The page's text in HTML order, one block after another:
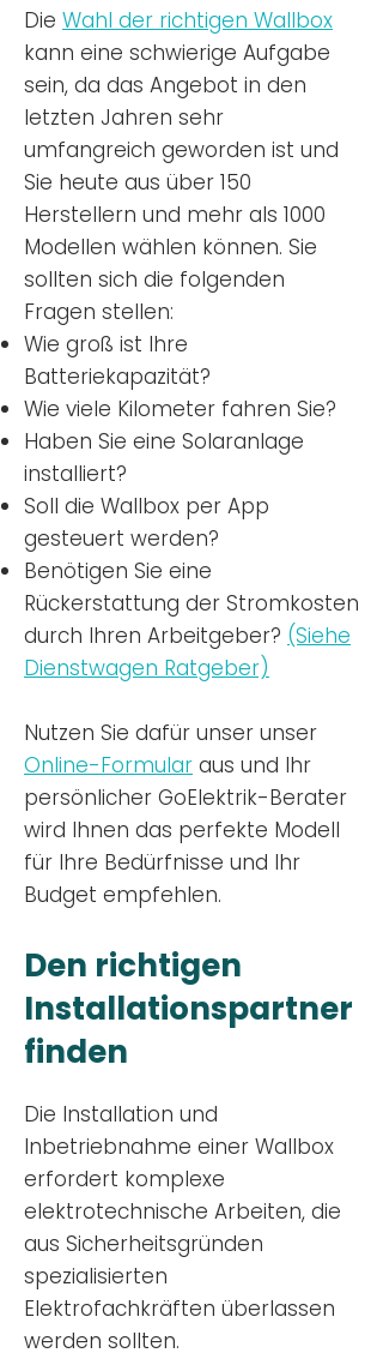
Die Wahl der richtigen Wallbox
kann eine schwierige Aufgabe
sein, da das Angebot in den
letzten Jahren sehr
umfangreich geworden ist und
Sie heute aus über 150
Herstellern und mehr als 1000
Modellen wählen können. Sie
sollten sich die folgenden
Fragen stellen:
Wie groß ist Ihre
Batteriekapazität?
Wie viele Kilometer fahren Sie?
Haben Sie eine Solaranlage
installiert?
Soll die Wallbox per App
gesteuert werden?
Benötigen Sie eine
Rückerstattung der Stromkosten
durch Ihren Arbeitgeber? (Siehe
Dienstwagen Ratgeber)
Nutzen Sie dafür unser unser
Online-Formular aus und Ihr
persönlicher GoElektrik-Berater
wird Ihnen das perfekte Modell
für Ihre Bedürfnisse und Ihr
Budget empfehlen.
Den richtigen
Installationspartner
finden
Die Installation und
Inbetriebnahme einer Wallbox
erfordert komplexe
elektrotechnische Arbeiten, die
aus Sicherheitsgründen
spezialisierten
Elektrofachkräften überlassen
werden sollten.